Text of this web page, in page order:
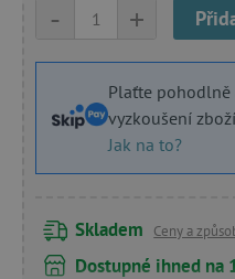
+
-
Plaťte pohodlně
vyzkoušení
Jak na to?
Skladem Ceny a
Dostupné ihned na